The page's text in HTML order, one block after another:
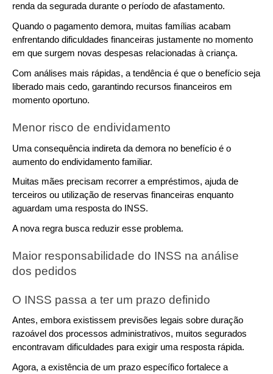
renda da segurada durante o período de afastamento.
Quando o pagamento demora, muitas famílias acabam
enfrentando dificuldades financeiras justamente no momento
em que surgem novas despesas relacionadas à criança.
Com análises mais rápidas, a tendência é que o benefício seja
liberado mais cedo, garantindo recursos financeiros em
momento oportuno.
Menor risco de endividamento
Uma consequência indireta da demora no benefício é o
aumento do endividamento familiar.
Muitas mães precisam recorrer a empréstimos, ajuda de
terceiros ou utilização de reservas financeiras enquanto
aguardam uma resposta do INSS.
A nova regra busca reduzir esse problema.
Maior responsabilidade do INSS na análise
dos pedidos
O INSS passa a ter um prazo definido
Antes, embora existissem previsões legais sobre duração
razoável dos processos administrativos, muitos segurados
encontravam dificuldades para exigir uma resposta rápida.
Agora, a existência de um prazo específico fortalece a